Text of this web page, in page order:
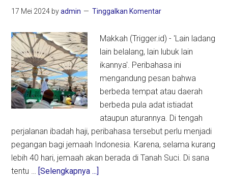
17 Mei 2024 byadmin Tinggalkan Komentar
Makkah (Trigger.id) - 'Lain ladang
lain belalang, lain lubuk lain
ikannya'. Peribahasa ini
mengandung pesan bahwa
berbeda tempat atau daerah
berbeda pula adat istiadat
ataupun aturannya. Di tengah
perjalanan ibadah haji, peribahasa tersebut perlu menjadi
pegangan bagi jemaah Indonesia. Karena, selama kurang
lebih 40 hari, jemaah akan berada di Tanah Suci. Di sana
tentu … [Selengkapnya ...]